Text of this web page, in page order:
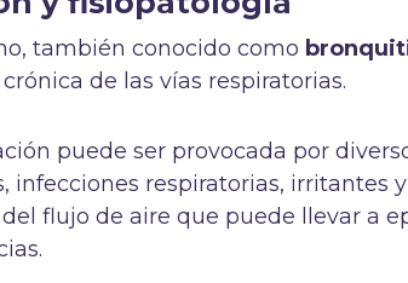
también conocido como
de las vías respiratorias.
puede ser provocada por
infecciones respiratorias, irritantes
flujo de aire que puede llevar a